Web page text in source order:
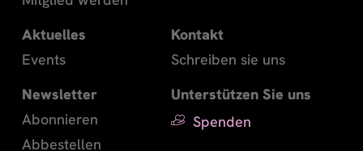
Aktuelles
Events
Kontakt
Schreiben sie uns
Newsletter
Abonnieren
Abbestellen
Unterstützen Sie uns
Spenden